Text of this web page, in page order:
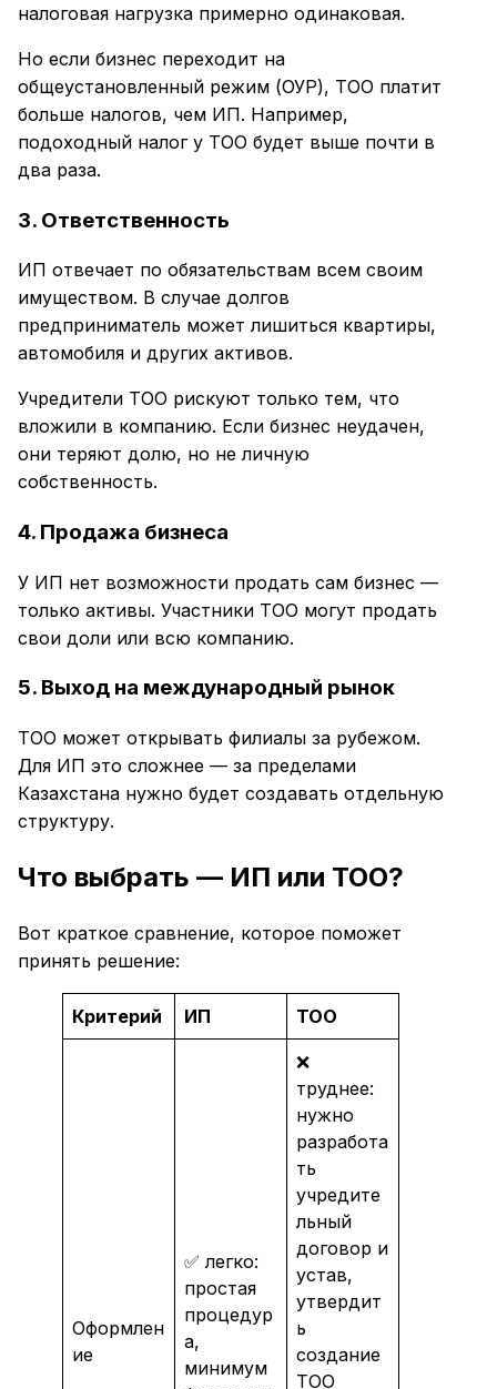
налоговая нагрузка примерно одинаковая.
Но если бизнес переходит на
общеустановленный режим (ОУР), ТОО платит
больше налогов, чем ИП. Например,
подоходный налог у ТОО будет выше почти в
два раза.
3. Ответственность
ИП отвечает по обязательствам всем своим
имуществом. В случае долгов
предприниматель может лишиться квартиры,
автомобиля и других активов.
Учредители ТОО рискуют только тем, что
вложили в компанию. Если бизнес неудачен,
они теряют долю, но не личную
собственность.
4. Продажа бизнеса
У ИП нет возможности продать сам бизнес —
только активы. Участники ТОО могут продать
свои доли или всю компанию.
5. Выход на международный рынок
ТОО может открывать филиалы за рубежом.
Для ИП это сложнее — за пределами
Казахстана нужно будет создавать отдельную
структуру.
Что выбрать — ИП или ТОО?
Вот краткое сравнение, которое поможет
принять решение:
Критерий ИП ТОО
Оформлен
ие
✅ легко:
простая
процедур
а,
минимум
❌
труднее:
нужно
разработа
ть
учредите
льный
договор и
устав,
утвердит
ь
создание
ТОО